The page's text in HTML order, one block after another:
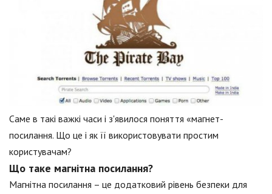
Саме в такі важкі часи і з'явилося поняття «магнет-
посилання. Що це і як її використовувати простим
користувачам?
Що таке магнітна посилання?
Магнітна посилання – це додатковий рівень безпеки для